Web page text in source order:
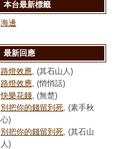
本台最新標籤
海邊
最新回應
路燈效應 , (其石山人)
路燈效應 , (悄悄話)
快樂花錢 , (無楚)
別把你的錢留到死 , (素手秋
心)
別把你的錢留到死 , (其石山
人)